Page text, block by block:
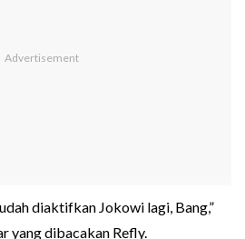
diaktifkan Jokowi lagi, Bang,”
yang dibacakan Refly.